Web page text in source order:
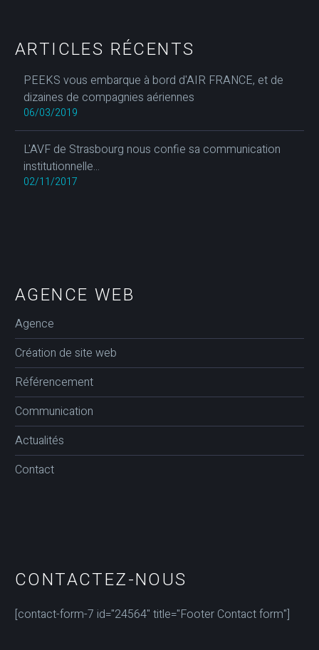
ARTICLES RÉCENTS
PEEKS vous embarque à bord d'AIR FRANCE, et de
dizaines de compagnies aériennes
06/03/2019
L'AVF de Strasbourg nous confie sa communication
institutionnelle...
02/11/2017
AGENCE WEB
Agence
Création de site web
Référencement
Communication
Actualités
Contact
CONTACTEZ-NOUS
[contact-form-7 id="24564" title="Footer Contact form"]